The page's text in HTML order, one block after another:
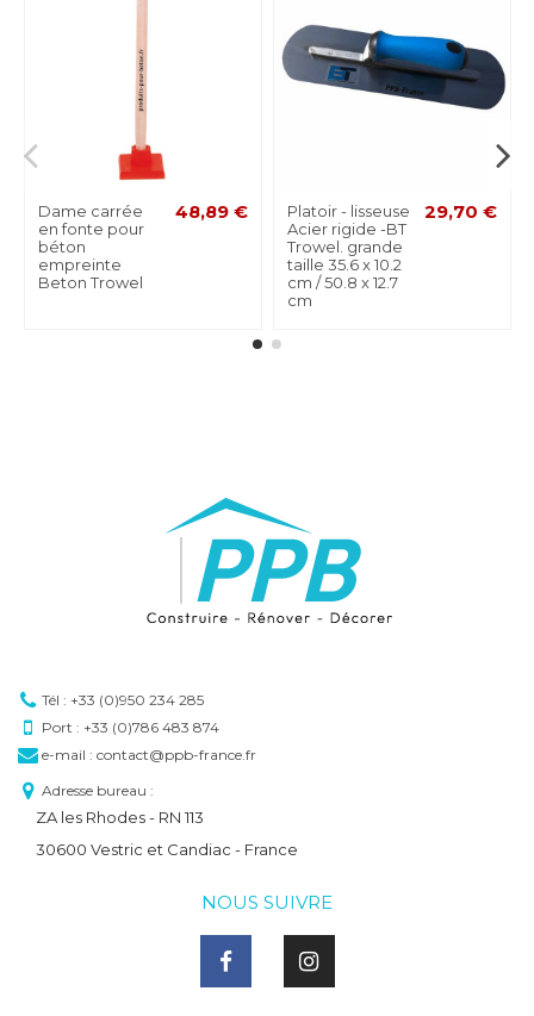
Dame carrée
en fonte pour
béton
empreinte
Beton Trowel
48,89 €
Platoir - lisseuse
Acier rigide -BT
Trowel. grande
taille 35.6 x 10.2
cm / 50.8 x 12.7
cm
29,70 €
Tél : +33 (0)950 234 285
Port : +33 (0)786 483 874
e-mail : contact@ppb-france.fr
Adresse bureau :
ZA les Rhodes - RN 113
30600 Vestric et Candiac - France
NOUS SUIVRE